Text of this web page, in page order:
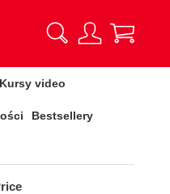
Kursy video
Bestsellery